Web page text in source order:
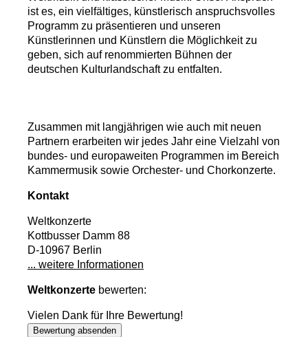
ist es, ein vielfältiges, künstlerisch anspruchsvolles
Programm zu präsentieren und unseren
Künstlerinnen und Künstlern die Möglichkeit zu
geben, sich auf renommierten Bühnen der
deutschen Kulturlandschaft zu entfalten.
Zusammen mit langjährigen wie auch mit neuen
Partnern erarbeiten wir jedes Jahr eine Vielzahl von
bundes- und europaweiten Programmen im Bereich
Kammermusik sowie Orchester- und Chorkonzerte.
Kontakt
Weltkonzerte
Kottbusser Damm 88
D-10967 Berlin
... weitere Informationen
Weltkonzerte bewerten:
Vielen Dank für Ihre Bewertung!
Bewertung absenden